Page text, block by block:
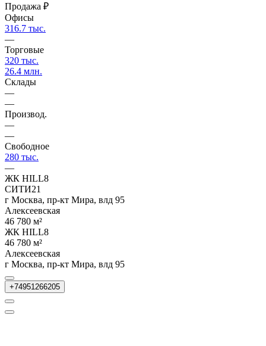
Продажа ₽
Офисы
316.7 тыс.
—
Торговые
320 тыс.
26.4 млн.
Склады
—
—
Производ.
—
—
Свободное
280 тыс.
—
ЖК HILL8
СИТИ21
г Москва, пр-кт Мира, влд 95
Алексеевская
46 780 м²
ЖК HILL8
46 780 м²
Алексеевская
г Москва, пр-кт Мира, влд 95
+74951266205